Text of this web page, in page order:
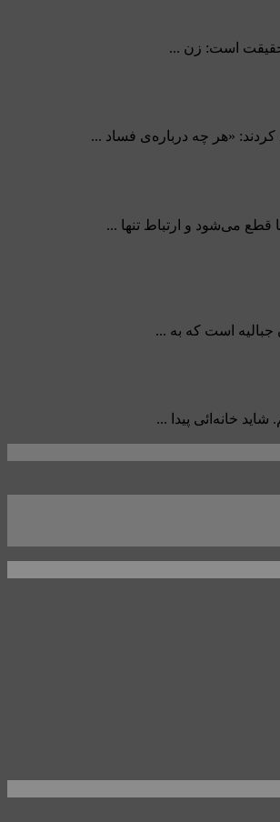
حقیقت است: زن ...
کردند: «هر چه درباره‌ی فساد ...
قطع می‌شود و ارتباط تنها ...
خانه‌ائی پیدا ...